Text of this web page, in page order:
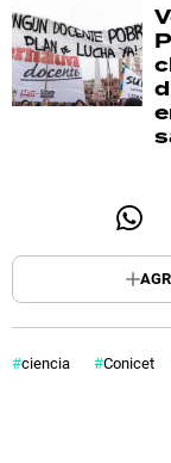
ciencia Conicet